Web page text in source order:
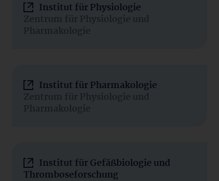
Institut für Physiologie
Zentrum für Physiologie und
Pharmakologie
Institut für Pharmakologie
Zentrum für Physiologie und
Pharmakologie
Institut für Gefäßbiologie und
Thromboseforschung